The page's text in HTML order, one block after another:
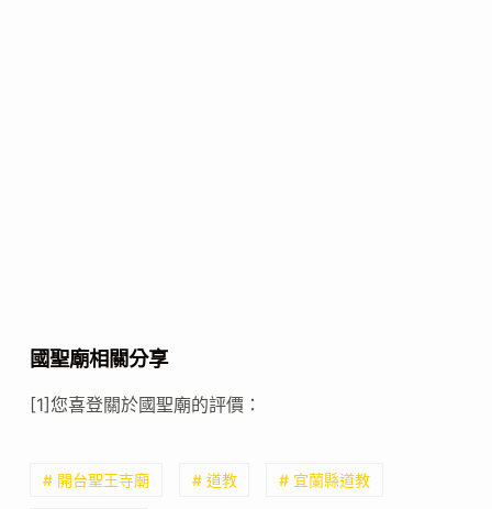
國聖廟相關分享
[1]您喜登關於國聖廟的評價：
# 開台聖王寺廟 # 道教 # 宜蘭縣道教